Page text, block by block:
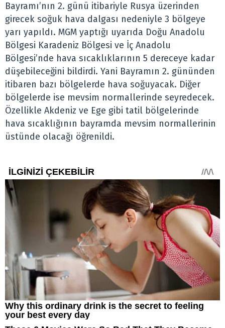
Bayramı’nın 2. günü itibariyle Rusya üzerinden
girecek soğuk hava dalgası nedeniyle 3 bölgeye
yarı yapıldı. MGM yaptığı uyarıda Doğu Anadolu
Bölgesi Karadeniz Bölgesi ve İç Anadolu
Bölgesi’nde hava sıcaklıklarının 5 dereceye kadar
düşebileceğini bildirdi. Yani Bayramın 2. gününden
itibaren bazı bölgelerde hava soğuyacak. Diğer
bölgelerde ise mevsim normallerinde seyredecek.
Özellikle Akdeniz ve Ege gibi tatil bölgelerinde
hava sıcaklığının bayramda mevsim normallerinin
üstünde olacağı öğrenildi.